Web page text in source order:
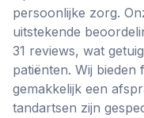
persoonlijke zorg.
uitstekende
31 reviews, wat
patiënten. Wij bieden
gemakkelijk een
tandartsen zijn